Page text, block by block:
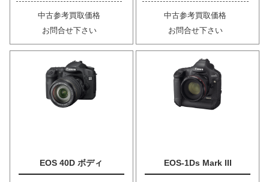
中古参考買取価格
お問合せ下さい
中古参考買取価格
お問合せ下さい
EOS 40D ボディ EOS-1Ds Mark III